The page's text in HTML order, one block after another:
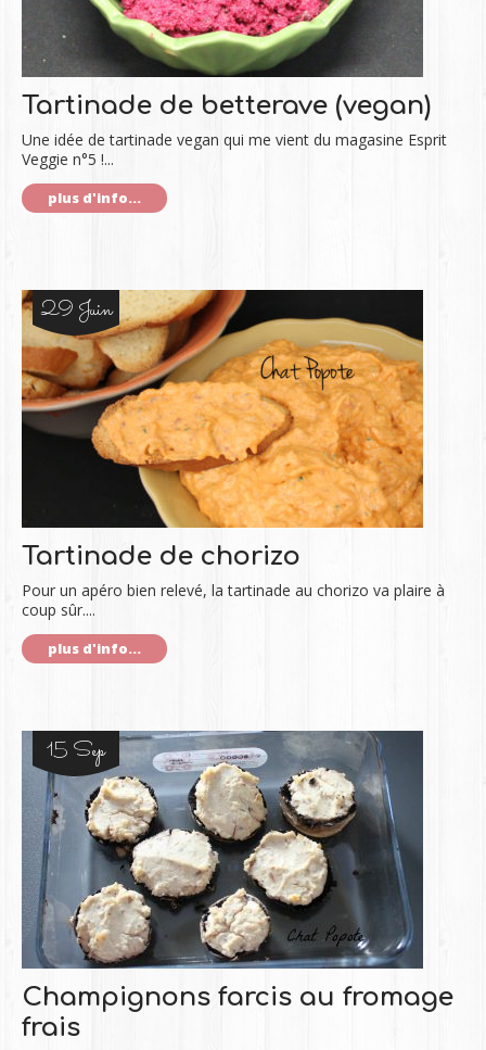
Tartinade de betterave (vegan)
Une idée de tartinade vegan qui me vient du magasine Esprit
Veggie n°5 !...
plus d'info...
29 Juin
Tartinade de chorizo
Pour un apéro bien relevé, la tartinade au chorizo va plaire à
coup sûr....
plus d'info...
15 Sep
Champignons farcis au fromage
frais